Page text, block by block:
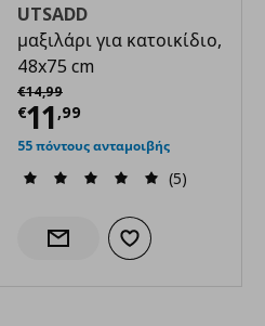
UTSADD
μαξιλάρι για κατοικίδιο,
48x75 cm
€14,99
Αρχική τιμή
€11 ,99
Τρέχουσα τιμή
55 πόντους ανταμοιβής
(5)
Ενημέρωση διαθεσιμότητας
Προσθήκη στα